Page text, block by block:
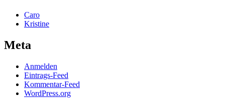
Caro
Kristine
Meta
Anmelden
Eintrags-Feed
Kommentar-Feed
WordPress.org